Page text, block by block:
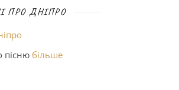
ПРО ДНІПРО
пісню більше